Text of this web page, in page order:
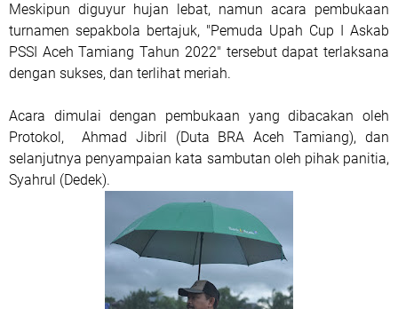
Meskipun diguyur hujan lebat, namun acara pembukaan
turnamen sepakbola bertajuk, "Pemuda Upah Cup I Askab
PSSI Aceh Tamiang Tahun 2022" tersebut dapat terlaksana
dengan sukses, dan terlihat meriah.
Acara dimulai dengan pembukaan yang dibacakan oleh
Protokol, Ahmad Jibril (Duta BRA Aceh Tamiang), dan
selanjutnya penyampaian kata sambutan oleh pihak panitia,
Syahrul (Dedek).